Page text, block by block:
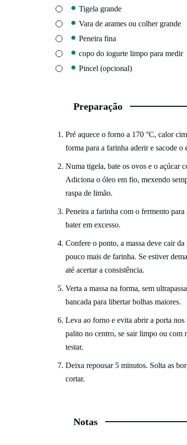
▢ Tigela grande
▢ Vara de arames ou colher grande
▢ Peneira fina
▢ copo do iogurte limpo para medir
▢ Pincel (opcional)
Preparação
Pré aquece o forno a 170 °C, calor
forma para a farinha aderir e sacode o
Numa tigela, bate os ovos e o açúcar
Adiciona o óleo em fio, mexendo
raspa de limão.
Peneira a farinha com o fermento
bater em excesso.
Confere o ponto, a massa deve cair
pouco mais de farinha. Se estiver
até acertar a consistência.
Verta a massa na forma, sem
bancada para libertar bolhas maiores.
Leva ao forno e evita abrir a porta
palito no centro, se sair limpo ou com
testar.
Deixa repousar 5 minutos. Solta as
cortar.
Notas